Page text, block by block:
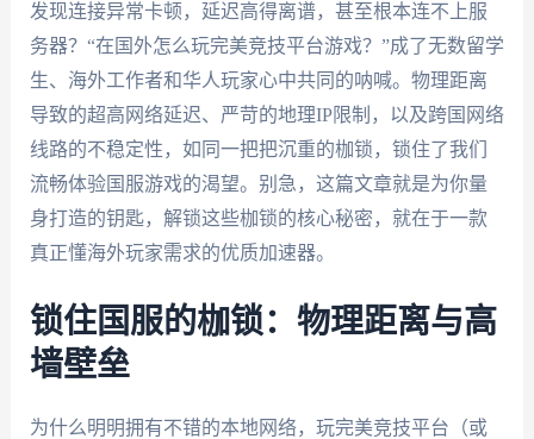
发现连接异常卡顿，延迟高得离谱，甚至根本连不上服
务器？“在国外怎么玩完美竞技平台游戏？”成了无数留学
生、海外工作者和华人玩家心中共同的呐喊。物理距离
导致的超高网络延迟、严苛的地理IP限制，以及跨国网络
线路的不稳定性，如同一把把沉重的枷锁，锁住了我们
流畅体验国服游戏的渴望。别急，这篇文章就是为你量
身打造的钥匙，解锁这些枷锁的核心秘密，就在于一款
真正懂海外玩家需求的优质加速器。
锁住国服的枷锁：物理距离与高
墙壁垒
为什么明明拥有不错的本地网络，玩完美竞技平台（或